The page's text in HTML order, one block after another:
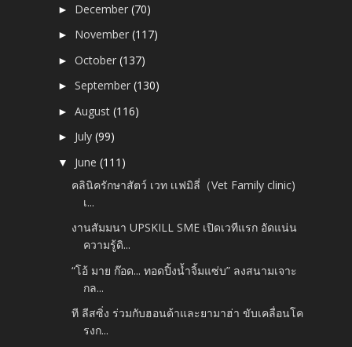
► December(70)
► November(117)
►October(137)
►September(130)
►August(116)
► July(99)
▼ June(111)
คลินิครักษาสัตว์ เวท เเฟมิลี่（Vet Family clinic)
เ...
งานสัมมนา UPSKILL SME เปิดเวทีแรก อัดแน่น
ความรู้ดิ...
“โอ้ มาย ก๊อด... ทอดปิ้งน้ำจิ้มแซ่บ” ลงสนามเจาะ
กล...
ที ลีสซิ่ง ร่วมกับฮอนด้าและยามาฮ่า ขับเคลื่อนโค
รงก...